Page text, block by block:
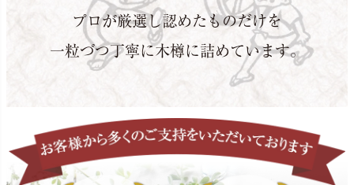
プロが厳選し認めたものだけを
一粒づつ丁寧に木樽に詰めています。